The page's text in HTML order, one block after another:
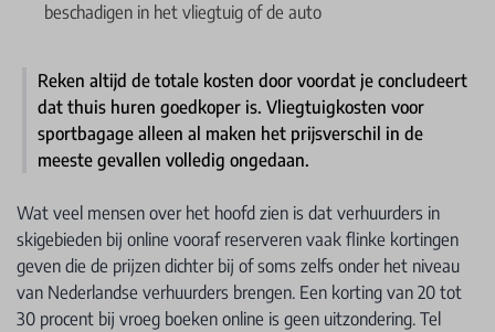
beschadigen in het vliegtuig of de auto
Reken altijd de totale kosten door voordat je concludeert
dat thuis huren goedkoper is. Vliegtuigkosten voor
sportbagage alleen al maken het prijsverschil in de
meeste gevallen volledig ongedaan.
Wat veel mensen over het hoofd zien is dat verhuurders in
skigebieden bij online vooraf reserveren vaak flinke kortingen
geven die de prijzen dichter bij of soms zelfs onder het niveau
van Nederlandse verhuurders brengen. Een korting van 20 tot
30 procent bij vroeg boeken online is geen uitzondering. Tel